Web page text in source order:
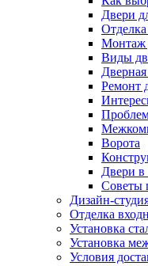
Двери
Монтаж
Виды
Ремонт
Ворота
Двери в
Cоветы
Дизайн-
Отделка
Установка
Установка
Условия